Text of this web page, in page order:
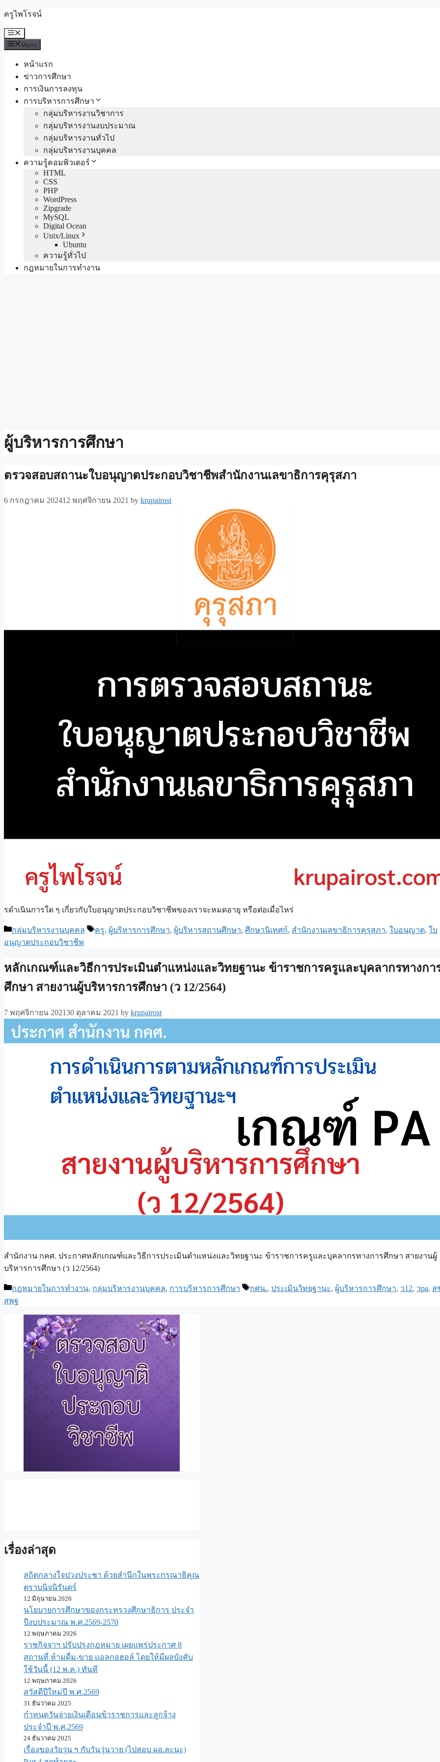
Skip
content
ครูไพโรจน์
Menu
Menu
หน้าแรก
ข่าวการศึกษา
การเงินการลงทุน
การบริหารการศึกษา
กลุ่มบริหารงานวิชาการ
กลุ่มบริหารงานงบประมาณ
กลุ่มบริหารงานทั่วไป
กลุ่มบริหารงานบุคคล
ความรู้คอมพิวเตอร์
HTML
CSS
PHP
WordPress
Zipgrade
MySQL
Digital Ocean
Unix/Linux
Ubuntu
ความรู้ทั่วไป
กฎหมายในการทำงาน
ผู้บริหารการศึกษา
ตรวจสอบสถานะใบอนุญาตประกอบวิชาชีพสำนักงานเลขาธิการคุรุสภา
6 กรกฎาคม 202412 พฤศจิกายน 2021 by krupairost
รดำเนินการใด ๆ เกี่ยวกับใบอนุญาตประกอบวิชาชีพของเราจะหมดอายุ หรือต่อเมื่อไหร่
Categories
กลุ่มบริหารงานบุคคล Tags
ครู, ผู้บริหารการศึกษา, ผู้บริหารสถานศึกษา, ศึกษานิเทศก์, สำนักงานเลขาธิการคุรุสภา, ใบอนุญาต, ใบ
อนุญาตประกอบวิชาชีพ
หลักเกณฑ์และวิธีการประเมินตำแหน่งและวิทยฐานะ ข้าราชการครูและบุคลากรทางกา
ศึกษา สายงานผู้บริหารการศึกษา (ว 12/2564)
7 พฤศจิกายน 202130 ตุลาคม 2021 by krupairost
สำนักงาน กคศ. ประกาศหลักเกณฑ์และวิธีการประเมินตำแหน่งและวิทยฐานะ ข้าราชการครูและบุคลากรทางการศึกษา สายงานผู้
บริหารการศึกษา (ว 12/2564)
Categories
กฎหมายในการทำงาน, กลุ่มบริหารงานบุคคล, การบริหารการศึกษา Tags
กศน., ประเมินวิทยฐานะ, ผู้บริหารการศึกษา, ว12, วpa, ส
สพฐ
เรื่องล่าสุด
สถิตกลางใจปวงประชา ด้วยสำนึกในพระกรุณาธิคุณ
ตราบนิจนิรันดร์
12 มิถุนายน 2026
นโยบายการศึกษาของกระทรวงศึกษาธิการ ประจำ
ปีงบประมาณ พ.ศ.2569-2570
12 พฤษภาคม 2026
ราชกิจจาฯ ปรับปรุงกฎหมาย เผยแพร่ประกาศ 8
สถานที่ ห้ามดื่ม-ขาย แอลกอฮอล์ โดยให้มีผลบังคับ
ใช้วันนี้ (12 พ.ค.) ทันที
12 พฤษภาคม 2026
สวัสดีปีใหม่ปี พ.ศ.2569
31 ธันวาคม 2025
กำหนดวันจ่ายเงินเดือนข้าราชการและลูกจ้าง
ประจำปี พ.ศ.​2569
24 ธันวาคม 2025
เรื่องของวัยวุ่น ๆ กับวันวุ่นวาย (ไปสอบ ผอ.ละนะ)